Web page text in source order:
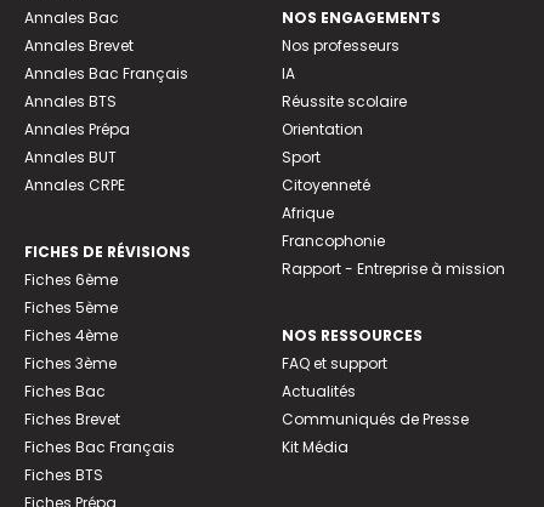
Annales Bac
Annales Brevet
Annales Bac Français
Annales BTS
Annales Prépa
Annales BUT
Annales CRPE
FICHES DE RÉVISIONS
Fiches 6ème
Fiches 5ème
Fiches 4ème
Fiches 3ème
Fiches Bac
Fiches Brevet
Fiches Bac Français
Fiches BTS
NOS ENGAGEMENTS
Nos professeurs
IA
Réussite scolaire
Orientation
Sport
Citoyenneté
Afrique
Francophonie
Rapport - Entreprise à mission
NOS RESSOURCES
FAQ et support
Actualités
Communiqués de Presse
Kit Média